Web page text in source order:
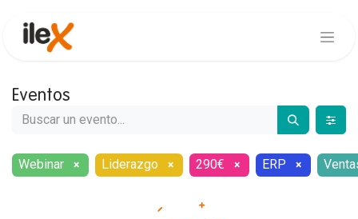
Eventos
Webinar × Liderazgo × 290€ × ERP ×